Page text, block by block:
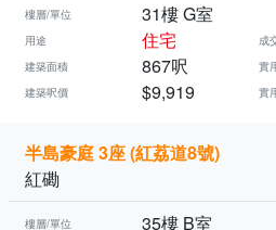
樓層/單位 31樓 G室
用途 住宅 成
建築面積 867呎 實
建築呎價 $9,919 實
半島豪庭 3座 (紅荔道8號)
紅磡
樓層/單位 35樓 B室